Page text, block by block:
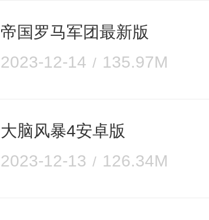
帝国罗马军团最新版
2023-12-14
135.97M
大脑风暴4安卓版
2023-12-13
126.34M